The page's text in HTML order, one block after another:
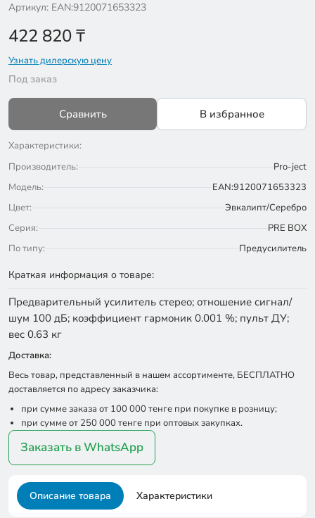
Артикул: EAN:9120071653323
422 820₸
Узнать дилерскую цену
Под заказ
Сравнить В избранное
Характеристики:
Производитель:
Pro-ject
Модель:
EAN:9120071653323
Цвет:
Эвкалипт/Серебро
Серия:
PRE BOX
По типу:
Предусилитель
Краткая информация о товаре:
Предварительный усилитель стерео; отношение сигнал/
шум 100 дБ; коэффициент гармоник 0.001 %; пульт ДУ;
вес 0.63 кг
Доставка:
Весь товар, представленный в нашем ассортименте, БЕСПЛАТНО
доставляется по адресу заказчика:
при сумме заказа от 100 000 тенге при покупке в розницу;
при сумме от 250 000 тенге при оптовых закупках.
Заказать в WhatsApp
Описание товара Характеристики